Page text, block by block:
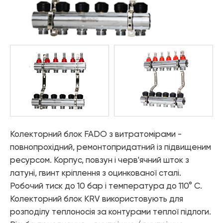
матеріали
—
Аксесуари
— Труби PPR
— Фітинги PPR
— Різьбові з'єднання FITT NICKEL
— Різьбові з'єднань FITT BRASS
Шланги
— FADO FLEX - Гнучка підводка
— FADO INOX WATER - Сильфонна підводка для води
— FADO INOX GAS - Сильфонна підводка для газу
— Комплектуючі для теплої підлоги FADO
— Труби для теплої підлоги FADO
— Термоарматура FADO
Інструменти і ущільнюючі матеріали
— Інструменти FADO
— Ущільнюючі матеріали FADO
Каталог «Теплові насоси та
котельне обладнання»
Каталог «Дизайнерська
сантехніка»
Колекторний блок FADO з витратомірами -
повнопрохідний, ремонтопридатний із підвищеним
ресурсом. Корпус, повзун і черв'ячний шток з
латуні, гвинт кріплення з оцинкованої сталі.
Робочий тиск до 10 бар і температура до 110° C.
Колекторний блок KRV використовують для
розподілу теплоносія за контурами теплої підлоги.